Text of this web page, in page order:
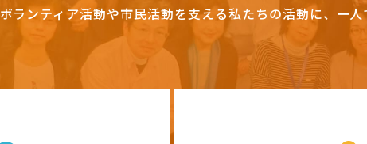
ボランティア活動や市民活動を支える私たちの活動に、一